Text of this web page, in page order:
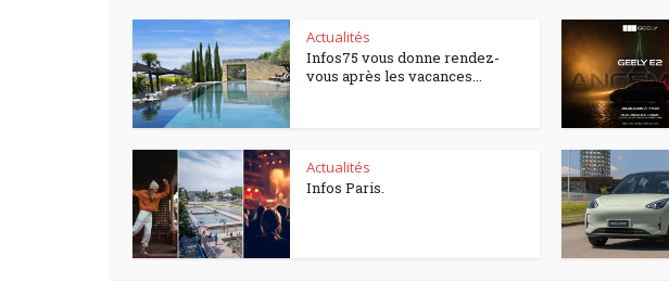
Actualités
Infos75 vous donne rendez-
vous après les vacances...
Actualités
Infos Paris.